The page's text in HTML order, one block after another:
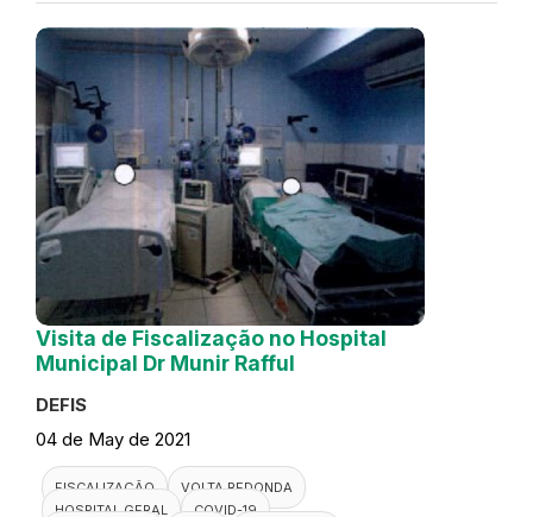
Visita de Fiscalização no Hospital
Municipal Dr Munir Rafful
DEFIS
04 de May de 2021
FISCALIZAÇÃO
VOLTA REDONDA
HOSPITAL GERAL
COVID-19